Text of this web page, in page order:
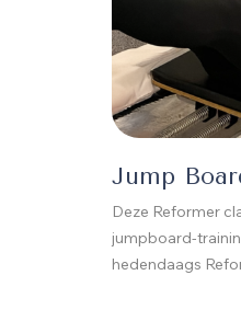
Jump
Deze Reformer
jumpboard-
hedendaags